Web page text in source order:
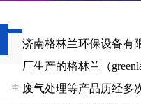
济南格林兰环保设备有
厂生产的格林兰（
废气处理等产品历经多
主